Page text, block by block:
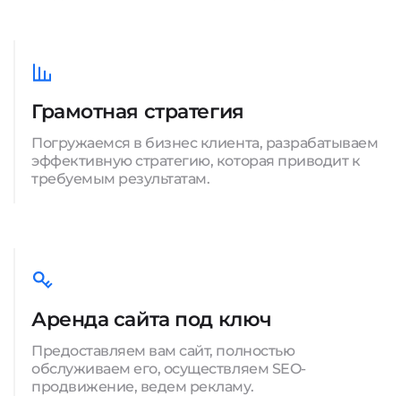
Грамотная стратегия
Погружаемся в бизнес клиента, разрабатываем
эффективную стратегию, которая приводит к
требуемым результатам.
Аренда сайта под ключ
Предоставляем вам сайт, полностью
обслуживаем его, осуществляем SEO-
продвижение, ведем рекламу.